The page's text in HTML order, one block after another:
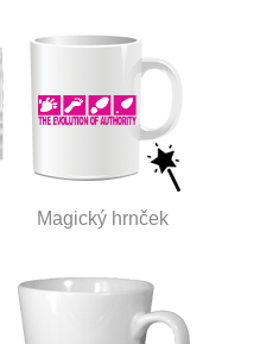
Magický hrnček